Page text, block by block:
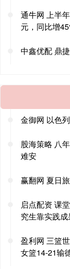
通牛网 上半
元，同比增
中鑫优配 鼎
金御网 以色
股海策略 八
难安
赢翻网 夏日
启点配资 课
究生靠实践成
盈利网 三篮
女篮14-21输